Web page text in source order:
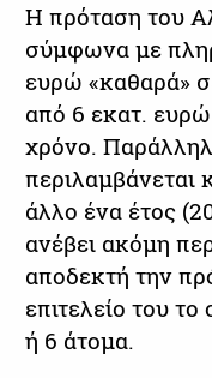
Η πρόταση του
σύμφωνα με
ευρώ «καθαρά»
από 6 εκατ.
χρόνο.
περιλαμβάνεται
άλλο ένα έτος
ανέβει ακόμη
αποδεκτή την
επιτελείο του
ή 6 άτομα.